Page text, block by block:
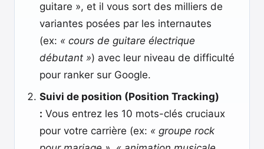
guitare », et il vous sort des milliers de
variantes posées par les internautes
(ex: « cours de guitare électrique
débutant ») avec leur niveau de difficulté
pour ranker sur Google.
Suivi de position (Position Tracking)
: Vous entrez les 10 mots-clés cruciaux
pour votre carrière (ex: « groupe rock